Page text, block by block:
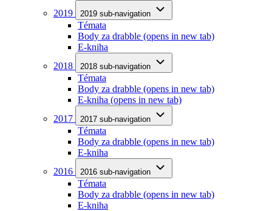
2019
2019 sub-navigation
Témata
Body za drabble (opens in new tab)
E-kniha
2018
2018 sub-navigation
Témata
Body za drabble (opens in new tab)
E-kniha (opens in new tab)
2017
2017 sub-navigation
Témata
Body za drabble (opens in new tab)
E-kniha
2016
2016 sub-navigation
Témata
Body za drabble (opens in new tab)
E-kniha